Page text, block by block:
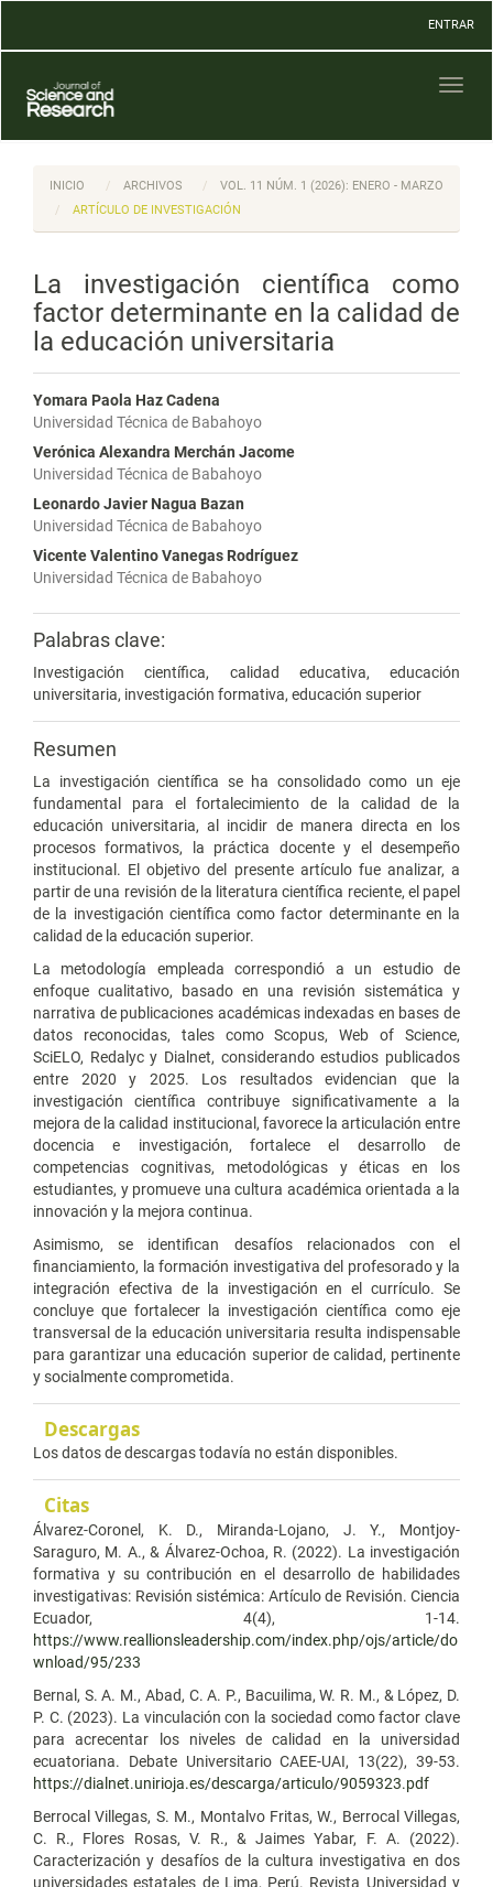
Contenido
Barra
lateral
ENTRAR
INICIO ARCHIVOS
VOL. 11 NÚM. 1 (2026): ENERO - MARZO
ARTÍCULO DE INVESTIGACIÓN
La investigación científica como
factor determinante en la calidad de
la educación universitaria
Yomara Paola Haz Cadena
Universidad Técnica de Babahoyo
Verónica Alexandra Merchán Jacome
Universidad Técnica de Babahoyo
Leonardo Javier Nagua Bazan
Universidad Técnica de Babahoyo
Vicente Valentino Vanegas Rodríguez
Universidad Técnica de Babahoyo
Palabras clave:
Investigación científica, calidad educativa, educación
universitaria, investigación formativa, educación superior
Resumen
La investigación científica se ha consolidado como un eje
fundamental para el fortalecimiento de la calidad de la
educación universitaria, al incidir de manera directa en los
procesos formativos, la práctica docente y el desempeño
institucional. El objetivo del presente artículo fue analizar, a
partir de una revisión de la literatura científica reciente, el papel
de la investigación científica como factor determinante en la
calidad de la educación superior.
La metodología empleada correspondió a un estudio de
enfoque cualitativo, basado en una revisión sistemática y
narrativa de publicaciones académicas indexadas en bases de
datos reconocidas, tales como Scopus, Web of Science,
SciELO, Redalyc y Dialnet, considerando estudios publicados
entre 2020 y 2025. Los resultados evidencian que la
investigación científica contribuye significativamente a la
mejora de la calidad institucional, favorece la articulación entre
docencia e investigación, fortalece el desarrollo de
competencias cognitivas, metodológicas y éticas en los
estudiantes, y promueve una cultura académica orientada a la
innovación y la mejora continua.
Asimismo, se identifican desafíos relacionados con el
financiamiento, la formación investigativa del profesorado y la
integración efectiva de la investigación en el currículo. Se
concluye que fortalecer la investigación científica como eje
transversal de la educación universitaria resulta indispensable
para garantizar una educación superior de calidad, pertinente
y socialmente comprometida.
Descargas
Los datos de descargas todavía no están disponibles.
Citas
Álvarez-Coronel, K. D., Miranda-Lojano, J. Y., Montjoy-
Saraguro, M. A., & Álvarez-Ochoa, R. (2022). La investigación
formativa y su contribución en el desarrollo de habilidades
investigativas: Revisión sistémica: Artículo de Revisión. Ciencia
Ecuador, 4(4), 1-14.
https://www.reallionsleadership.com/index.php/ojs/article/do
wnload/95/233
Bernal, S. A. M., Abad, C. A. P., Bacuilima, W. R. M., & López, D.
P. C. (2023). La vinculación con la sociedad como factor clave
para acrecentar los niveles de calidad en la universidad
ecuatoriana. Debate Universitario CAEE-UAI, 13(22), 39-53.
https://dialnet.unirioja.es/descarga/articulo/9059323.pdf
Berrocal Villegas, S. M., Montalvo Fritas, W., Berrocal Villegas,
C. R., Flores Rosas, V. R., & Jaimes Yabar, F. A. (2022).
Caracterización y desafíos de la cultura investigativa en dos
universidades estatales de Lima, Perú. Revista Universidad y